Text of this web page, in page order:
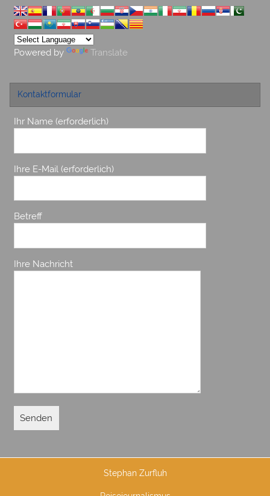
Powered by Translate
Kontaktformular
Ihr Name (erforderlich)
Ihre E-Mail (erforderlich)
Betreff
Ihre Nachricht
Stephan Zurfluh